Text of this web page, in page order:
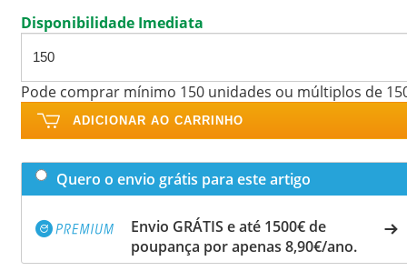
Disponibilidade Imediata
Pode comprar mínimo 150 unidades ou múltiplos de
ADICIONAR AO CARRINHO
Quero o envio grátis para este artigo
Envio GRÁTIS e até 1500€ de
poupança por apenas 8,90€/ano.